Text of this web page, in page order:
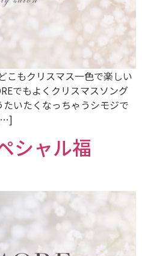
こもクリスマス一色で楽しい
でもよくクリスマスソング
いたくなっちゃうシモジで
シャル福